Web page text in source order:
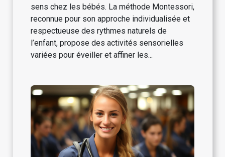
sens chez les bébés. La méthode Montessori,
reconnue pour son approche individualisée et
respectueuse des rythmes naturels de
l’enfant, propose des activités sensorielles
variées pour éveiller et affiner les...